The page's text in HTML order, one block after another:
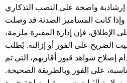
واضحة على النصب التذكاري
كانت المسامير الصدئة قد وصلت
الإطلاق، فإن إدارة المقبرة ملزمة،
الضريح على الفور أو إزالته. يُطلب
شواهد قبور أقاربهم، التي تم
على الفور وبالطريقة الصحيحة.